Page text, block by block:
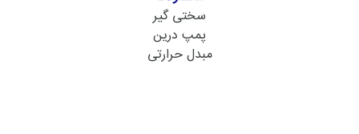
سختی گیر
پمپ درین
مبدل حرارتی